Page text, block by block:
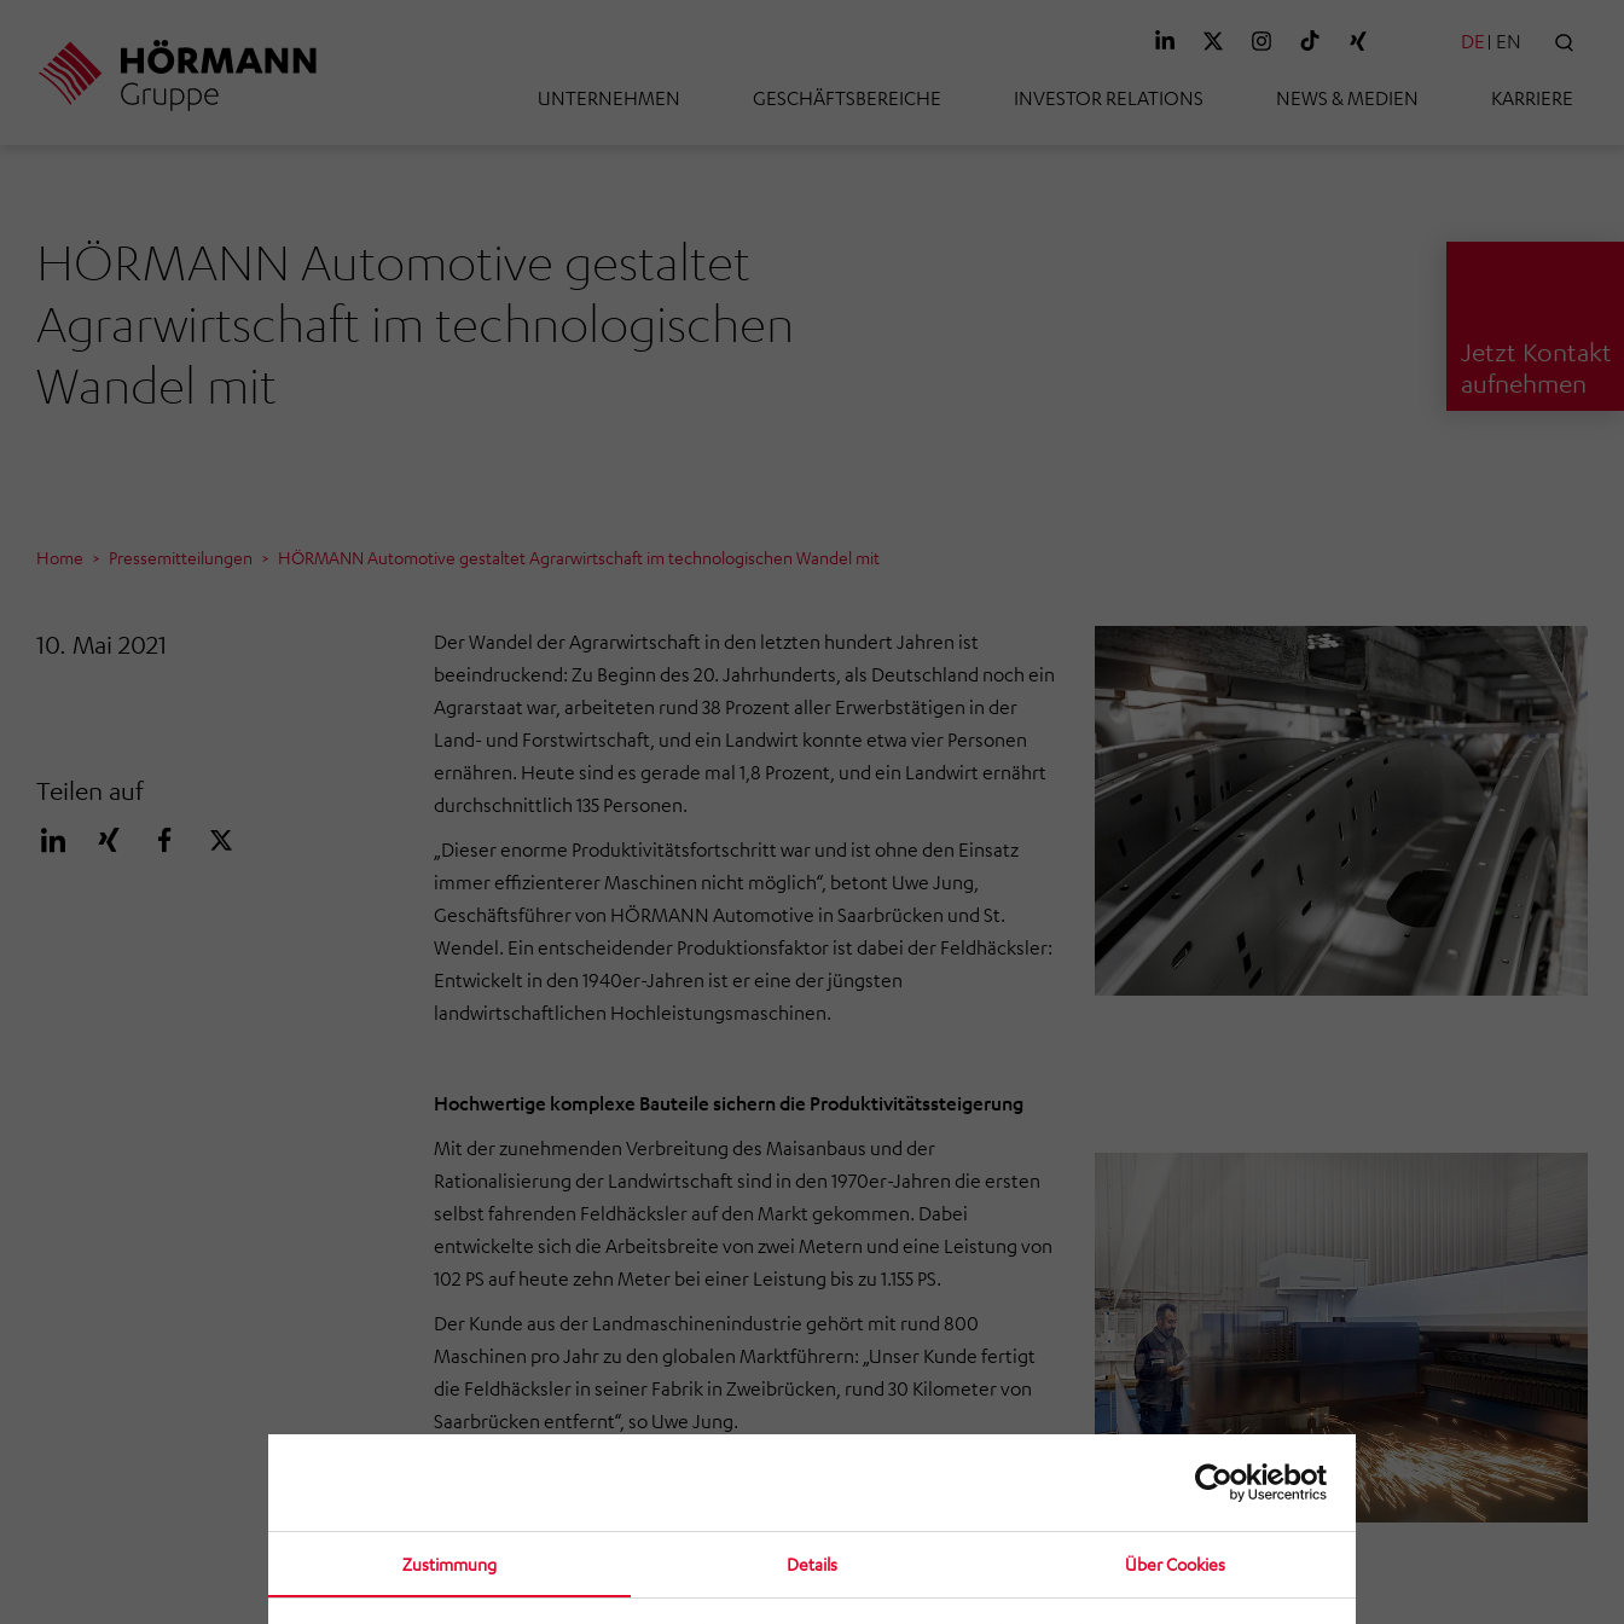
Zustimmung Details Über Cookies
Inhalt
UNTERNEHMEN GESCHÄFTSBEREICHE INVESTOR RELATIONS NEWS & MEDIEN KARRIERE
DE EN
Jetzt Kontakt
aufnehmen
HÖRMANN Automotive gestaltet
Agrarwirtschaft im technologischen
Wandel mit
Home Pressemitteilungen HÖRMANN Automotive gestaltet Agrarwirtschaft im technologischen Wandel mit
10. Mai 2021
Teilen auf
Der Wandel der Agrarwirtschaft in den letzten hundert Jahren ist
beeindruckend: Zu Beginn des 20. Jahrhunderts, als Deutschland noch ein
Agrarstaat war, arbeiteten rund 38 Prozent aller Erwerbstätigen in der
Land- und Forstwirtschaft, und ein Landwirt konnte etwa vier Personen
ernähren. Heute sind es gerade mal 1,8 Prozent, und ein Landwirt ernährt
durchschnittlich 135 Personen.
„Dieser enorme Produktivitätsfortschritt war und ist ohne den Einsatz
immer effizienterer Maschinen nicht möglich“, betont Uwe Jung,
Geschäftsführer von HÖRMANN Automotive in Saarbrücken und St.
Wendel. Ein entscheidender Produktionsfaktor ist dabei der Feldhäcksler:
Entwickelt in den 1940er-Jahren ist er eine der jüngsten
landwirtschaftlichen Hochleistungsmaschinen.
Hochwertige komplexe Bauteile sichern die Produktivitätssteigerung
Mit der zunehmenden Verbreitung des Maisanbaus und der
Rationalisierung der Landwirtschaft sind in den 1970er-Jahren die ersten
selbst fahrenden Feldhäcksler auf den Markt gekommen. Dabei
entwickelte sich die Arbeitsbreite von zwei Metern und eine Leistung von
102 PS auf heute zehn Meter bei einer Leistung bis zu 1.155 PS.
Der Kunde aus der Landmaschinenindustrie gehört mit rund 800
Maschinen pro Jahr zu den globalen Marktführern: „Unser Kunde fertigt
die Feldhäcksler in seiner Fabrik in Zweibrücken, rund 30 Kilometer von
Saarbrücken entfernt“, so Uwe Jung.
somit den wesentlichen Anteil an der Arbeitsleistung der Maschine hat.
Vor zwei Jahren hat der Kunde entschieden, den Auswurfkrümmer von
einer herkömmlichen Kastenbauweise aus Laser- und Kantteilen zu einem